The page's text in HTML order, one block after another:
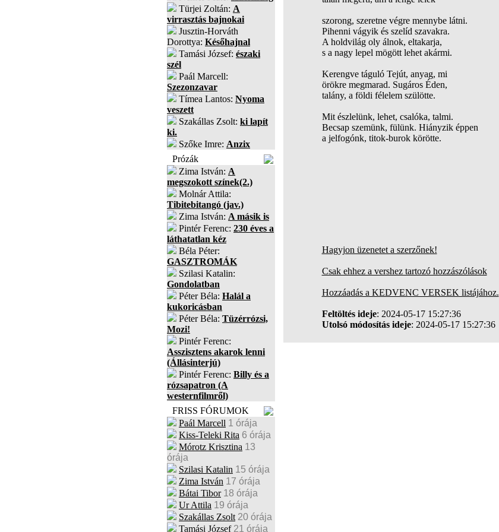
Türjei Zoltán: A
virrasztás bajnokai
Jusztin-Horváth
Dorottya: Későhajnal
Tamási József: északi
szél
Paál Marcell:
Szezonzavar
Tímea Lantos: Nyoma
veszett
Szakállas Zsolt: ki lapít
ki.
Szőke Imre: Anzix
Prózák
Zima István: A
megszokott színek(2.)
Molnár Attila:
Tibitebitangó (jav.)
Zima István: A másik is
Pintér Ferenc: 230 éves a
láthatatlan kéz
Béla Péter:
GASZTROMÁK
Szilasi Katalin:
Gondolatban
Péter Béla: Halál a
kukoricásban
Péter Béla: Tüzérrózsi,
Mozi!
Pintér Ferenc:
Asszisztens akarok lenni
(Állásinterjú)
Pintér Ferenc: Billy és a
rózsapatron (A
westernfilmről)
FRISS FÓRUMOK
Paál Marcell 1 órája
Kiss-Teleki Rita 6 órája
Mórotz Krisztina 13
órája
Szilasi Katalin 15 órája
Zima István 17 órája
Bátai Tibor 18 órája
Ur Attila 19 órája
Szakállas Zsolt 20 órája
Tamási József 21 órája
szorong, szeretne végre mennybe látni.
Pihenni vágyik és szelíd szavakra.
A holdvilág oly álnok, eltakarja,
s a nagy lepel mögött lehet akármi.
Kerengve táguló Tejút, anyag, mi
örökre megmarad. Sugáros Éden,
talány, a földi félelem szülötte.
Mit észlelünk, lehet, csalóka, talmi.
Becsap szemünk, fülünk. Hiányzik éppen
a jelfogónk, titok-burok körötte.
Hagyjon üzenetet a szerzőnek!
Csak ehhez a vershez tartozó hozzászólások
Hozzáadás a KEDVENC VERSEK listájához.
Feltöltés ideje: 2024-05-17 15:27:36
Utolsó módosítás ideje: 2024-05-17 15:27:36